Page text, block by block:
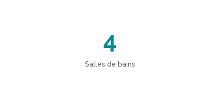
4
Salles de bains